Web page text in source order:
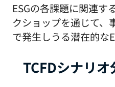
ESGの各課題に関連す
クショップを通じて、
で発生しうる潜在的な
TCFDシナリオ